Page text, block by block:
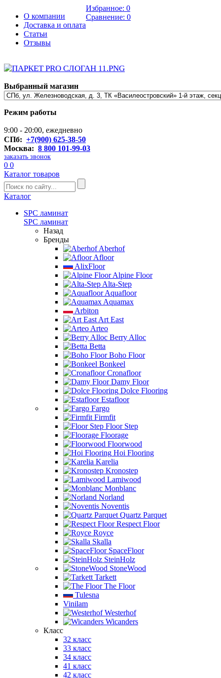
О компании
Доставка и оплата
Статьи
Отзывы
Избранное: 0
Сравнение: 0
Выбранный магазин
Режим работы
9:00 - 20:00, ежедневно
СПб: +7(900) 625-38-50
Москва: 8 800 101-99-03
заказать звонок
0 0
Каталог товаров
Каталог
SPC ламинат
SPC ламинат
Назад
Бренды
Aberhof
Afloor
AlixFloor
Alpine Floor
Alta-Step
Aquafloor
Aquamax
Arbiton
Art East
Arteo
Berry Alloc
Betta
Boho Floor
Bonkeel
Cronafloor
Damy Floor
Dolce Flooring
Estafloor
Fargo
Firmfit
Floor Step
Floorage
Floorwood
Hoi Flooring
Karelia
Kronostep
Lamiwood
Monblanc
Norland
Noventis
Quartz Parquet
Respect Floor
Royce
Skalla
SpaceFloor
SteinHolz
StoneWood
Tarkett
The Floor
Tulesna
Vinilam
Westerhof
Wicanders
Класс
32 класс
33 класс
34 класс
41 класс
42 класс